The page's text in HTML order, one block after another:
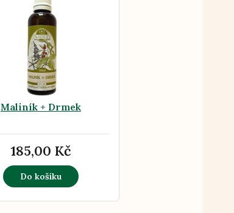
Maliník + Drmek
185,00 Kč
Do košíku